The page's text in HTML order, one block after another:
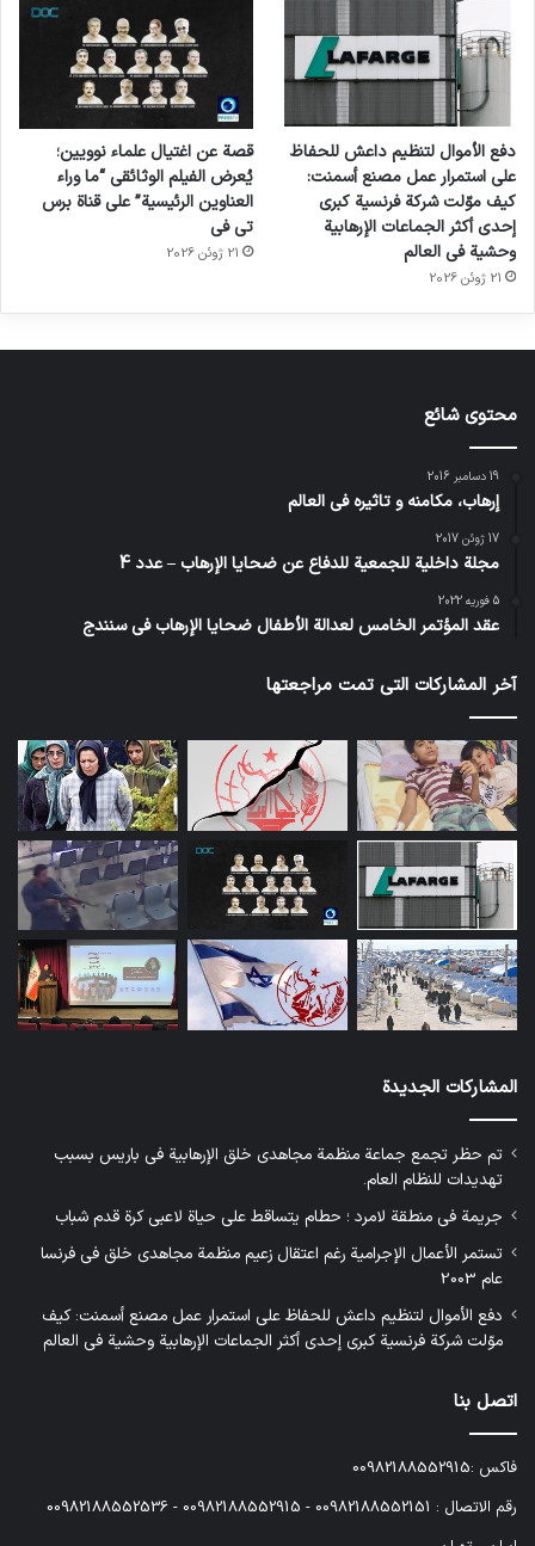
دفع الأموال لتنظيم داعش للحفاظ
على استمرار عمل مصنع أسمنت:
كيف موّلت شركة فرنسية كبرى
إحدى أكثر الجماعات الإرهابية
وحشية في العالم
21 ژوئن 2026
قصة عن اغتيال علماء نوويين؛
يُعرض الفيلم الوثائقي “ما وراء
العناوين الرئيسية” على قناة برس
تي في
21 ژوئن 2026
محتوى شائع
19 دسامبر 2016
إرهاب، مكامنه و تاثيره في العالم
17 ژوئن 2017
مجلة داخلية للجمعية للدفاع عن ضحايا الإرهاب – عدد 4
5 فوریه 2022
عقد المؤتمر الخامس لعدالة الأطفال ضحايا الإرهاب في سنندج
آخر المشاركات التي تمت مراجعتها
المشاركات الجديدة
تم حظر تجمع جماعة منظمة مجاهدي خلق الإرهابية في باريس بسبب
تهديدات للنظام العام.
جريمة في منطقة لامرد ؛ حطام يتساقط على حياة لاعبي كرة قدم شباب
تستمر الأعمال الإجرامية رغم اعتقال زعيم منظمة مجاهدي خلق في فرنسا
عام 2003
دفع الأموال لتنظيم داعش للحفاظ على استمرار عمل مصنع أسمنت: كيف
موّلت شركة فرنسية كبرى إحدى أكثر الجماعات الإرهابية وحشية في العالم
اتصل بنا
فاكس :00982188552915
رقم الاتصال : 00982188552151 - 00982188552915 - 00982188552536